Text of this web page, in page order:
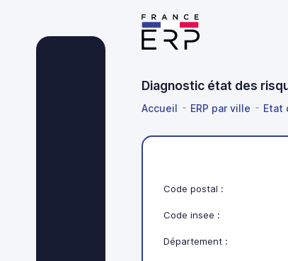
Diagnostic état des
Accueil ERP par ville Etat
Code postal :
Code insee :
Département :